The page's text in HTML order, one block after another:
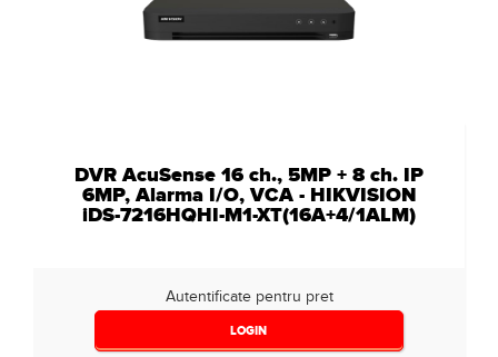
DVR AcuSense 16 ch., 5MP + 8 ch. IP
6MP, Alarma I/O, VCA - HIKVISION
iDS-7216HQHI-M1-XT(16A+4/1ALM)
Autentificate pentru pret
LOGIN